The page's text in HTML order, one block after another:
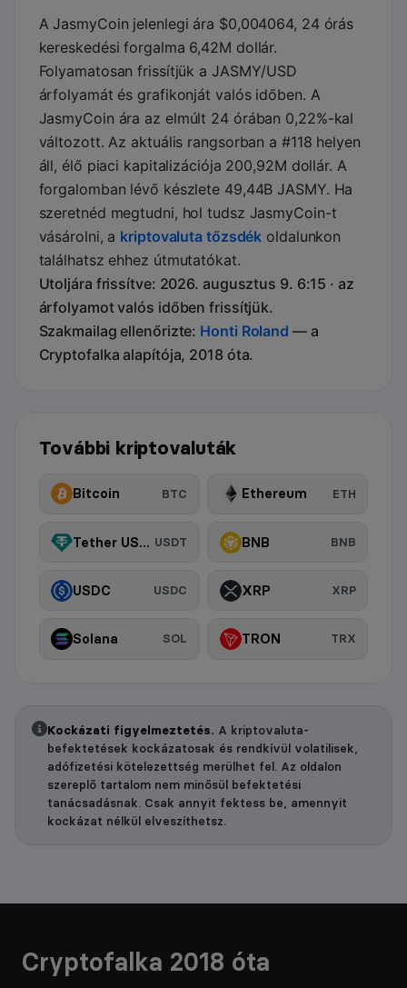
A JasmyCoin jelenlegi ára $0,004064, 24 órás
kereskedési forgalma 6,42M dollár.
Folyamatosan frissítjük a JASMY/USD
árfolyamát és grafikonját valós időben. A
JasmyCoin ára az elmúlt 24 órában 0,22%-kal
változott. Az aktuális rangsorban a #118 helyen
áll, élő piaci kapitalizációja 200,92M dollár. A
forgalomban lévő készlete 49,44B JASMY. Ha
szeretnéd megtudni, hol tudsz JasmyCoin-t
vásárolni, a kriptovaluta tőzsdék oldalunkon
találhatsz ehhez útmutatókat.
Utoljára frissítve: 2026. augusztus 9. 6:15 · az
árfolyamot valós időben frissítjük.
Szakmailag ellenőrizte: Honti Roland — a
Cryptofalka alapítója, 2018 óta.
További kriptovaluták
Bitcoin BTC Ethereum ETH
Tether USDt USDT BNB BNB
USDC USDC XRP XRP
Solana SOL TRON TRX
Kockázati figyelmeztetés. A kriptovaluta-
befektetések kockázatosak és rendkívül volatilisek,
adófizetési kötelezettség merülhet fel. Az oldalon
szereplő tartalom nem minősül befektetési
tanácsadásnak. Csak annyit fektess be, amennyit
kockázat nélkül elveszíthetsz.
Cryptofalka 2018 óta